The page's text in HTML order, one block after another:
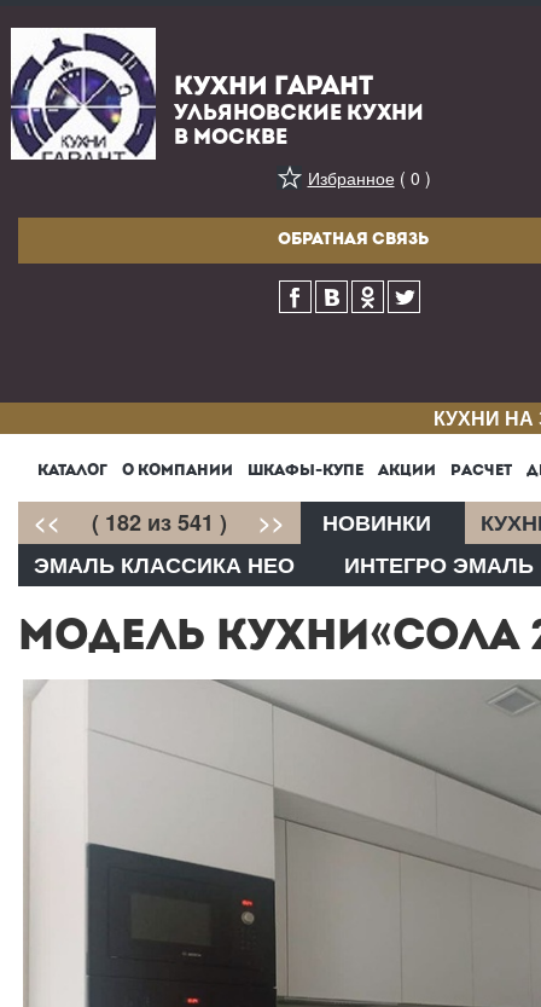
КУХНИ ГАРАНТ
УЛЬЯНОВСКИЕ КУХНИ
В МОСКВЕ
Избранное( 0 )
ОБРАТНАЯ СВЯЗЬ
КУХНИ
КАТАЛОГ О КОМПАНИИ ШКАФЫ-КУПЕ АКЦИИ РАСЧЕТ
<< ( 182 из 541 ) >> НОВИНКИ
ЭМАЛЬ КЛАССИКА НЕО
ИНТЕГРО ЭМАЛЬ
МОДЕЛЬ КУХНИ«СОЛА